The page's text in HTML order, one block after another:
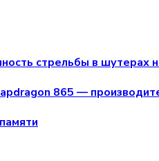
стрельбы в шутерах
865 —